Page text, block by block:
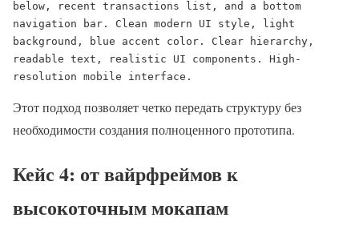
below, recent transactions list, and a bottom
navigation bar. Clean modern UI style, light
background, blue accent color. Clear hierarchy,
readable text, realistic UI components. High-
resolution mobile interface.
Этот подход позволяет четко передать структуру без
необходимости создания полноценного прототипа.
Кейс 4: от вайрфреймов к
высокоточным мокапам